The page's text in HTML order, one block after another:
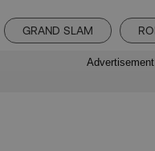
GRAND SLAM
Advertisement